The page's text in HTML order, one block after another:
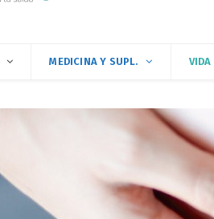
MEDICINA Y SUPL. VIDA